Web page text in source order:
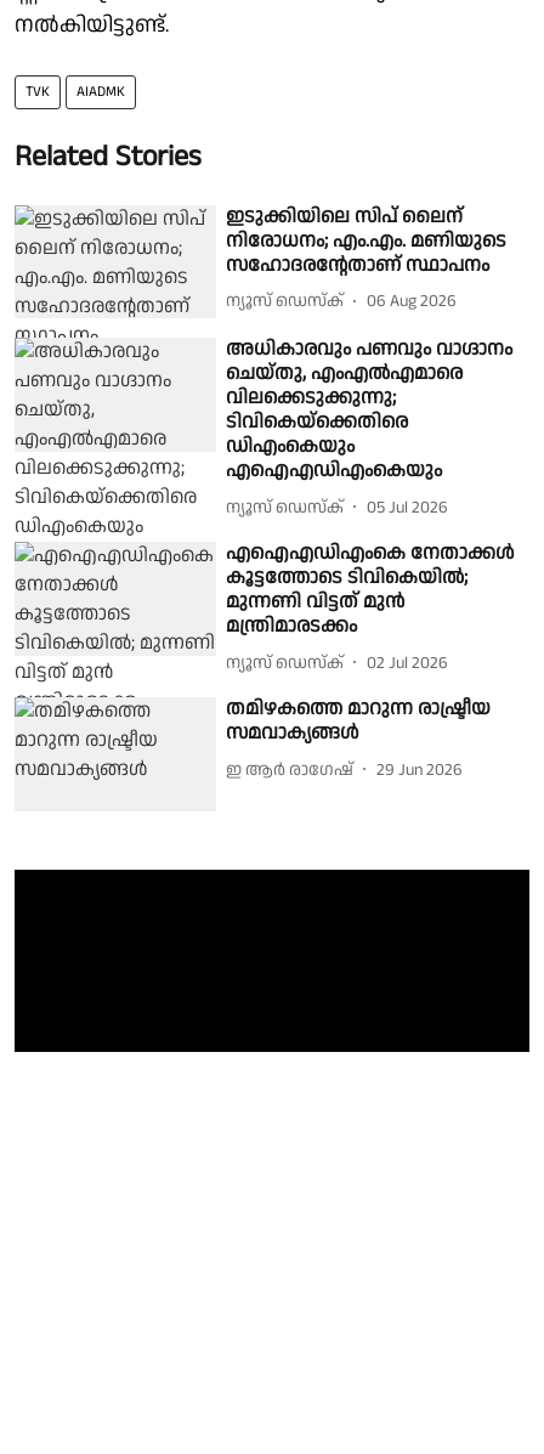
നല്‍കിയിട്ടുണ്ട്.
TVK AIADMK
Related Stories
ഇടുക്കിയിലെ സിപ് ലൈന്
നിരോധനം; എം.എം. മണിയുടെ
സഹോദരൻ്റേതാണ് സ്ഥാപനം
ന്യൂസ് ഡെസ്ക് 06 Aug 2026
അധികാരവും പണവും വാഗ്ദാനം
ചെയ്തു, എംഎല്‍എമാരെ
വിലക്കെടുക്കുന്നു;
ടിവികെയ്ക്കെതിരെ
ഡിഎംകെയും
എഐഎഡിഎംകെയും
ന്യൂസ് ഡെസ്ക് 05 Jul 2026
എഐഎഡിഎംകെ നേതാക്കൾ
കൂട്ടത്തോടെ ടിവികെയിൽ;
മുന്നണി വിട്ടത് മുൻ
മന്ത്രിമാരടക്കം
ന്യൂസ് ഡെസ്ക് 02 Jul 2026
തമിഴകത്തെ മാറുന്ന രാഷ്ട്രീയ
സമവാക്യങ്ങൾ
ഇ ആർ രാഗേഷ് 29 Jun 2026